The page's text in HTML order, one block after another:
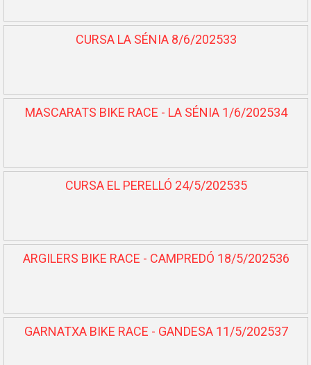
CURSA LA SÉNIA 8/6/202533
MASCARATS BIKE RACE - LA SÉNIA 1/6/202534
CURSA EL PERELLÓ 24/5/202535
ARGILERS BIKE RACE - CAMPREDÓ 18/5/202536
GARNATXA BIKE RACE - GANDESA 11/5/202537